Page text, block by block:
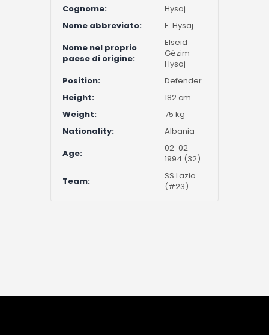
Cognome:
Hysaj
Nome abbreviato:
E. Hysaj
Nome nel proprio
paese di origine:
Elseid
Gëzim
Hysaj
Position:
Defender
Height:
182 cm
Weight:
75 kg
Nationality:
Albania
Age:
02-02-
1994 (32)
Team:
SS Lazio
(#23)